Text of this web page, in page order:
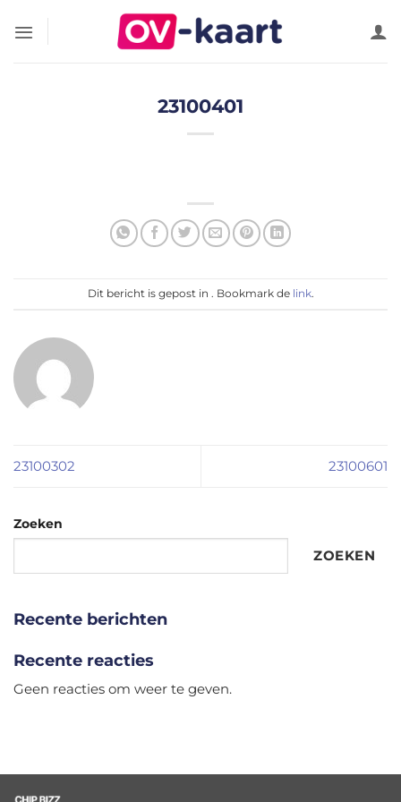
naar
23100401
Dit bericht is gepost in . Bookmark de link.
23100302 23100601
Zoeken
ZOEKEN
Recente berichten
Recente reacties
Geen reacties om weer te geven.